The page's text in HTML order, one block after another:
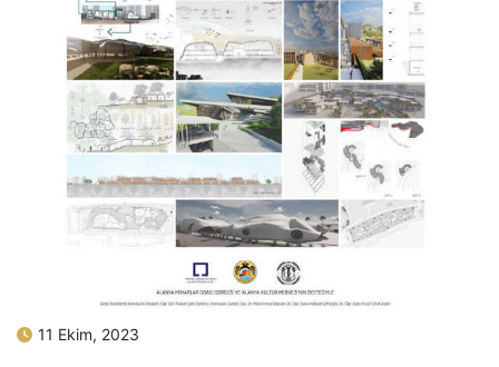
11 Ekim, 2023